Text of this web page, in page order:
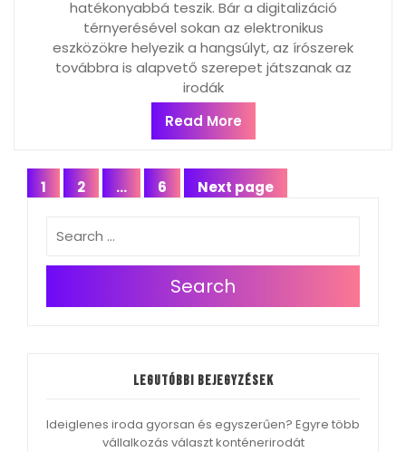
hatékonyabbá teszik. Bár a digitalizáció
térnyerésével sokan az elektronikus
eszközökre helyezik a hangsúlyt, az írószerek
továbbra is alapvető szerepet játszanak az
irodák
Read More
Bejegyzés
navigáció
Page
1 Page
2 … Page
6 Next page
Search
Legutóbbi bejegyzések
Ideiglenes iroda gyorsan és egyszerűen? Egyre több
vállalkozás választ konténerirodát